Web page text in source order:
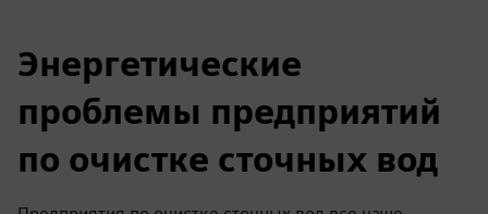
Энергетические
проблемы предприятий
по очистке сточных вод